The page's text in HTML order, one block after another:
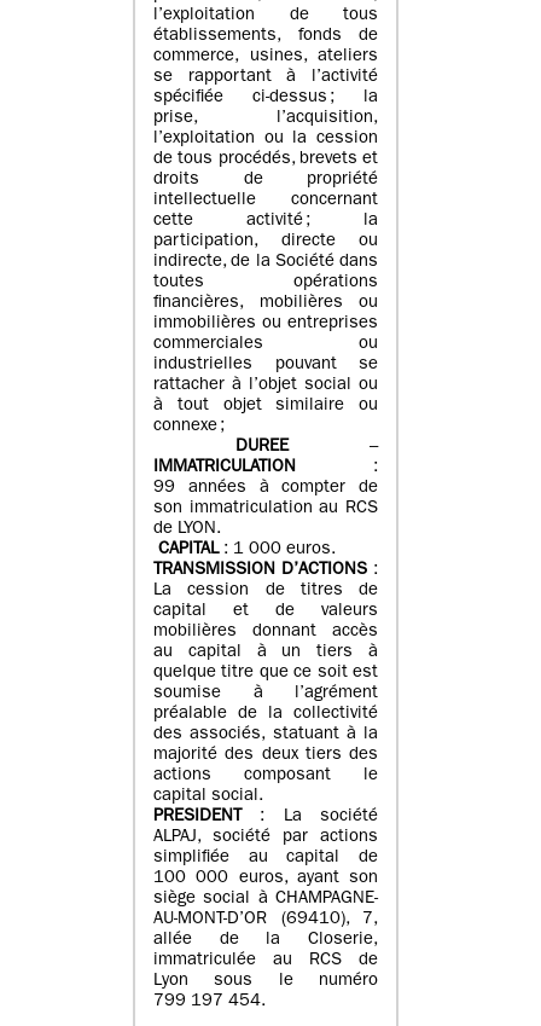
l’exploitation de tous
établissements, fonds de
commerce, usines, ateliers
se rapportant à l’activité
spécifiée ci-dessus ; la
prise, l’acquisition,
l’exploitation ou la cession
de tous procédés, brevets et
droits de propriété
intellectuelle concernant
cette activité ; la
participation, directe ou
indirecte, de la Société dans
toutes opérations
financières, mobilières ou
immobilières ou entreprises
commerciales ou
industrielles pouvant se
rattacher à l’objet social ou
à tout objet similaire ou
connexe ;
DUREE–
IMMATRICULATION :
99 années à compter de
son immatriculation au RCS
de LYON.
CAPITAL: 1 000 euros.
TRANSMISSION D’ACTIONS :
La cession de titres de
capital et de valeurs
mobilières donnant accès
au capital à un tiers à
quelque titre que ce soit est
soumise à l’agrément
préalable de la collectivité
des associés, statuant à la
majorité des deux tiers des
actions composant le
capital social.
PRESIDENT
: La société
ALPAJ, société par actions
simplifiée au capital de
100 000 euros, ayant son
siège social à CHAMPAGNE-
AU-MONT-D’OR (69410), 7,
allée de la Closerie,
immatriculée au RCS de
Lyon sous le numéro
799 197 454.